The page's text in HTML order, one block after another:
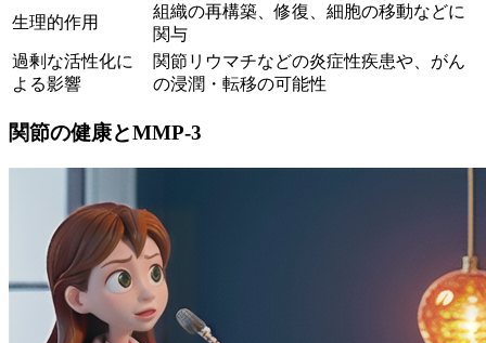
生理的作用
組織の再構築、修復、細胞の移動などに
関与
過剰な活性化に
よる影響
関節リウマチなどの炎症性疾患や、がん
の浸潤・転移の可能性
関節の健康とMMP-3